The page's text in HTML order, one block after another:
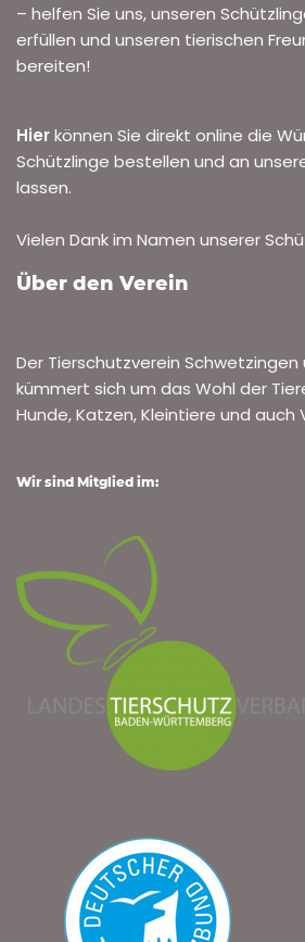
– helfen Sie uns, unseren
erfüllen und unseren tierischen
bereiten!
Hierkönnen Sie direkt online die
Schützlinge bestellen und an
lassen.
Vielen Dank im Namen unserer
Über den Verein
Der Tierschutzverein Schwetzingen
kümmert sich um das Wohl der
Hunde, Katzen, Kleintiere und auch
Wir sind Mitglied im: